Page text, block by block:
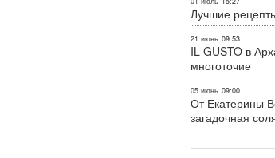
Лучшие
21 июнь 09:53
IL GUSTO в
многоточие
05 июнь 09:00
От Екатерины
загадочная